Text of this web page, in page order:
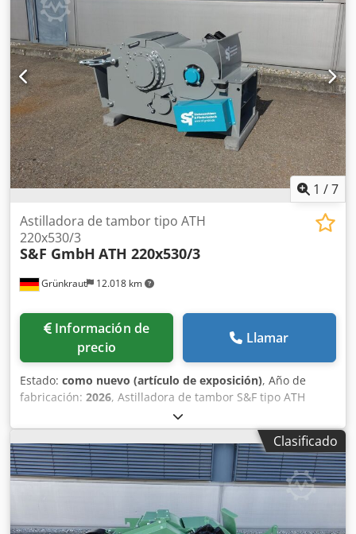
elegir entre 11 métodos de equilibrado. Pantalla LED
controlada por microprocesador con indicación digital del
peso. Orificio central de la llanta Ø 40 - 154mm Ejes Ø
36mm Velocidad de medición 120 rpm. Tiempo de
medición 5 - 10 seg. Tamaños de cono: Ø 44 - 63mm; Ø 61 -
79mm; Ø 77 - 114mm; Ø 107 - 154mm Dimensión de la
rueda: Anchura de la llanta: 1,5" - 18 Ø de llanta máx. 10" -
24 Ø de rueda máx. 890mm Peso máximo de la rueda: 65
kg *
1 /7
Grünkraut 12.018 km
Astilladora de tambor tipo ATH
220x530/3
S&F GmbH ATH 220x530/3
Información de
precio
Llamar
Estado: como nuevo (artículo de exposición), Año de
fabricación: 2026, Astilladora de tambor S&F tipo ATH
220x530/3 Máquina de demostración / máquina para
ferias / máquina nueva Diseño sólido con larga vida útil
Altura de alimentación: 200 mm Anchura de alimentación:
500 mm Número de cuchillas de la astilladora: 2 piezas
Número de contracuchillas: 1 pieza Diámetro del rotor: 520
mm (rotor de acero macizo) Número de rodillos de
alimentación: 3 piezas Rendimiento: hasta aprox. 20 rm/h
* Longitud de astillado: aprox. 30 mm Potencia de
Clasificado